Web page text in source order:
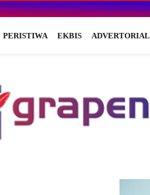
PERISTIWA EKBIS ADVERTORIAL